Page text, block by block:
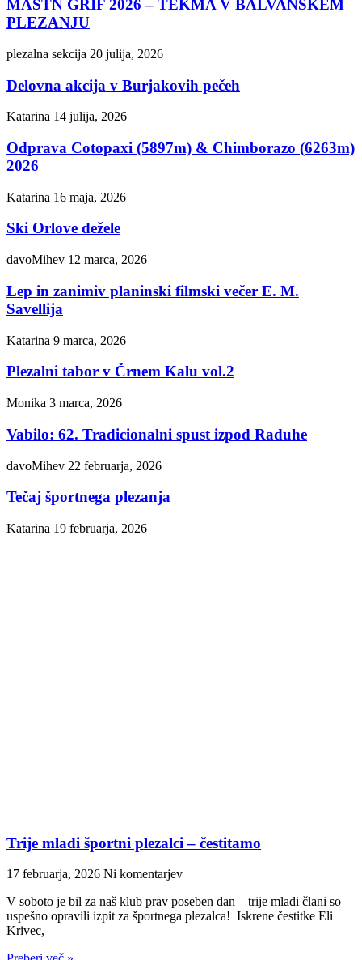
MASTN GRIF 2026 – TEKMA V BALVANSKEM
PLEZANJU
plezalna sekcija 20 julija, 2026
Delovna akcija v Burjakovih pečeh
Katarina 14 julija, 2026
Odprava Cotopaxi (5897m) & Chimborazo (6263m)
2026
Katarina 16 maja, 2026
Ski Orlove dežele
davoMihev 12 marca, 2026
Lep in zanimiv planinski filmski večer E. M.
Savellija
Katarina 9 marca, 2026
Plezalni tabor v Črnem Kalu vol.2
Monika 3 marca, 2026
Vabilo: 62. Tradicionalni spust izpod Raduhe
davoMihev 22 februarja, 2026
Tečaj športnega plezanja
Katarina 19 februarja, 2026
Trije mladi športni plezalci – čestitamo
17 februarja, 2026 Ni komentarjev
V soboto je bil za naš klub prav poseben dan – trije mladi člani so
uspešno opravili izpit za športnega plezalca! Iskrene čestitke Eli
Krivec,